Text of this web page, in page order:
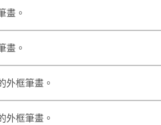
畫。
畫。
外框筆畫。
外框筆畫。